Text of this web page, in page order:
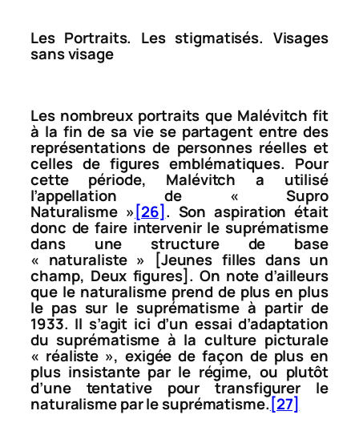
Les Portraits. Les stigmatisés. Visages
sans visage
Les nombreux portraits que Malévitch fit
à la fin de sa vie se partagent entre des
représentations de personnes réelles et
celles de figures emblématiques. Pour
cette période, Malévitch a utilisé
l’appellation de « Supro
Naturalisme » [26]. Son aspiration était
donc de faire intervenir le suprématisme
dans une structure de base
« naturaliste » [Jeunes filles dans un
champ, Deux figures]. On note d’ailleurs
que le naturalisme prend de plus en plus
le pas sur le suprématisme à partir de
1933. Il s’agit ici d’un essai d’adaptation
du suprématisme à la culture picturale
« réaliste », exigée de façon de plus en
plus insistante par le régime, ou plutôt
d’une tentative pour transfigurer le
naturalisme par le suprématisme.[27]